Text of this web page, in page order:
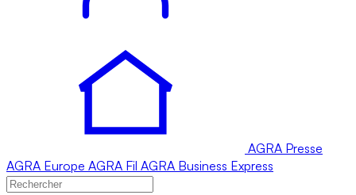
AGRA Presse
AGRA Europe AGRA Fil AGRA Business Express